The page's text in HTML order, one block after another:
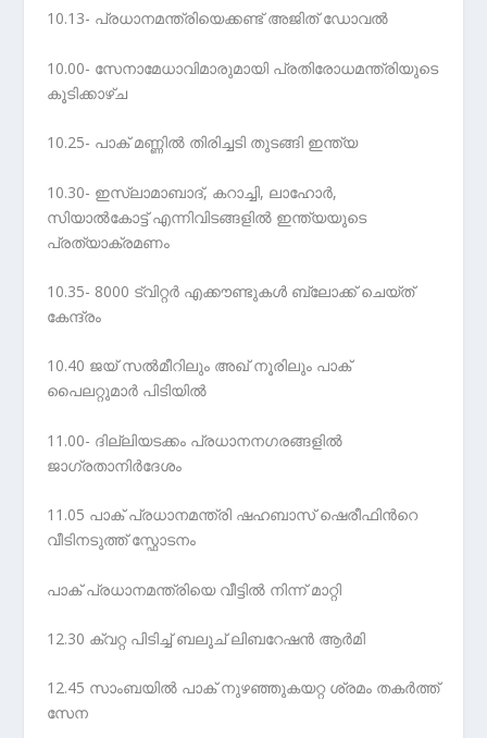
10.13- പ്രധാനമന്ത്രിയെക്കണ്ട് അജിത് ഡോവൽ
10.00- സേനാമേധാവിമാരുമായി പ്രതിരോധമന്ത്രിയുടെ
കൂടിക്കാഴ്ച
10.25- പാക് മണ്ണിൽ തിരിച്ചടി തുടങ്ങി ഇന്ത്യ
10.30- ഇസ്ലാമാബാദ്, കറാച്ചി, ലാഹോർ,
സിയാൽകോട്ട് എന്നിവിടങ്ങളിൽ ഇന്ത്യയുടെ
പ്രത്യാക്രമണം
10.35- 8000 ട്വിറ്റർ എക്കൗണ്ടുകൾ ബ്ലോക്ക് ചെയ്ത്
കേന്ദ്രം
10.40 ജയ് സൽമീറിലും അഖ് നൂരിലും പാക്
പൈലറ്റുമാർ പിടിയിൽ
11.00- ദില്ലിയടക്കം പ്രധാനനഗരങ്ങളിൽ
ജാഗ്രതാനിർദേശം
11.05 പാക് പ്രധാനമന്ത്രി ഷഹബാസ് ഷെരീഫിന്‍റെ
വീടിനടുത്ത് സ്ഫോടനം
പാക് പ്രധാനമന്ത്രിയെ വീട്ടിൽ നിന്ന് മാറ്റി
12.30 ക്വറ്റ പിടിച്ച് ബലൂച് ലിബറേഷൻ ആർമി
12.45 സാംബയിൽ പാക് നുഴഞ്ഞുകയറ്റ ശ്രമം തകർത്ത്
സേന